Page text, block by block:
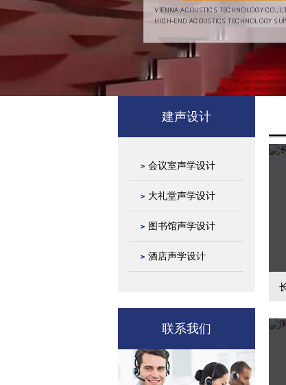
建声设计
会议室声学设计
大礼堂声学设计
图书馆声学设计
酒店声学设计
联系我们